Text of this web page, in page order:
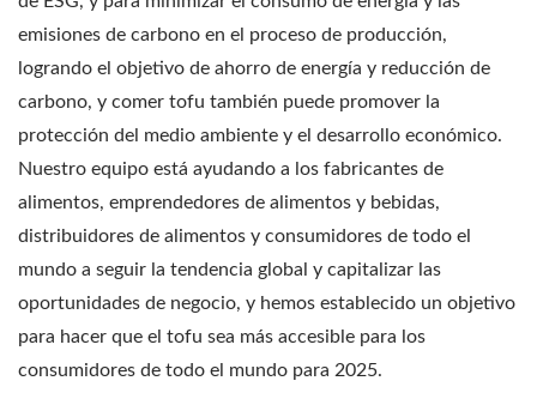
DE MÁQUINA PARA
HACER TOFU,
FABRICANTES DE TOFU,
FABRICACIÓN DE TOFU,
EQUIPO DE
FABRICACIÓN DE TOFU,
PLANTA DE
FABRICACIÓN DE TOFU,
emisiones de carbono en el proceso de producción,
logrando el objetivo de ahorro de energía y reducción de
carbono, y comer tofu también puede promover la
protección del medio ambiente y el desarrollo económico.
Nuestro equipo está ayudando a los fabricantes de
alimentos, emprendedores de alimentos y bebidas,
distribuidores de alimentos y consumidores de todo el
mundo a seguir la tendencia global y capitalizar las
oportunidades de negocio, y hemos establecido un objetivo
para hacer que el tofu sea más accesible para los
consumidores de todo el mundo para 2025.